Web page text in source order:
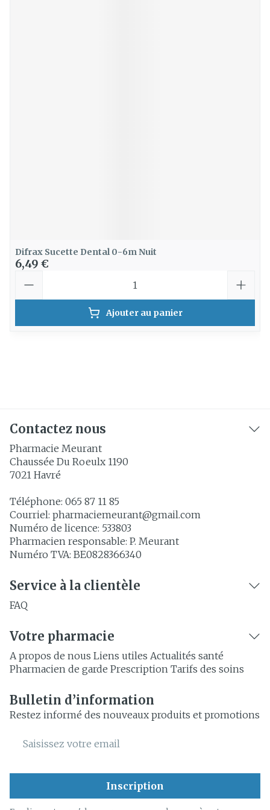
Difrax Sucette Dental 0-6m Nuit
6,49 €
Ajouter au panier
Contactez nous
Pharmacie Meurant
Chaussée Du Roeulx 1190
7021 Havré
Téléphone: 065 87 11 85
Courriel: pharmaciemeurant@gmail.com
Numéro de licence: 533803
Pharmacien responsable: P. Meurant
Numéro TVA: BE0828366340
Service à la clientèle
FAQ
Votre pharmacie
A propos de nous Liens utiles Actualités santé
Pharmacien de garde Prescription Tarifs des soins
Bulletin d’information
Restez informé des nouveaux produits et promotions
Adresse mail
Inscription